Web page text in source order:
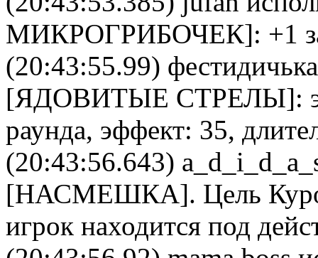
МИКРОГРИБОЧЕК]: +1
(20:43:55.99) фестидичька
[ЯДОВИТЫЕ СТРЕЛЫ]:
раунда, эффект: 35,
(20:43:56.643)
[НАСМЕШКА]. Цель
игрок находится под